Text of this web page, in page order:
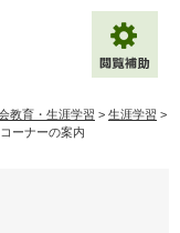
教育・生涯学習 > 生涯学習 >
ーナーの案内